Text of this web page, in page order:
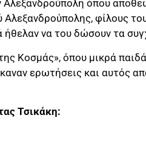
όπου
φίλους
να του δώσουν τα
Κοσμάς», όπου μικρά
ερωτήσεις και αυτός
Τσικάκη: